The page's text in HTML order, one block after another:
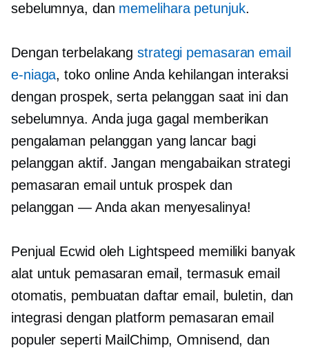
sebelumnya, dan memelihara petunjuk.
Dengan terbelakangstrategi pemasaran email
e-niaga, toko online Anda kehilangan interaksi
dengan prospek, serta pelanggan saat ini dan
sebelumnya. Anda juga gagal memberikan
pengalaman pelanggan yang lancar bagi
pelanggan aktif. Jangan mengabaikan strategi
pemasaran email untuk prospek dan
pelanggan — Anda akan menyesalinya!
Penjual Ecwid oleh Lightspeed memiliki banyak
alat untuk pemasaran email, termasuk email
otomatis, pembuatan daftar email, buletin, dan
integrasi dengan platform pemasaran email
populer seperti MailChimp, Omnisend, dan